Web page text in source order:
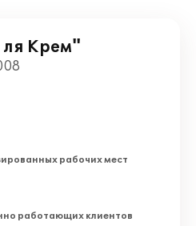
Крем"
рабочих мест
работающих клиентов